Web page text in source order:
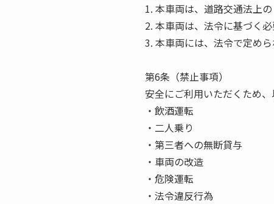
1. 本車両は、道路交通法上
2. 本車両は、法令に基づく
3. 本車両には、法令で定め
第6条（禁止事項）
安全にご利用いただくため、
・飲酒運転
・二人乗り
・第三者への無断貸与
・車両の改造
・危険運転
・法令違反行為